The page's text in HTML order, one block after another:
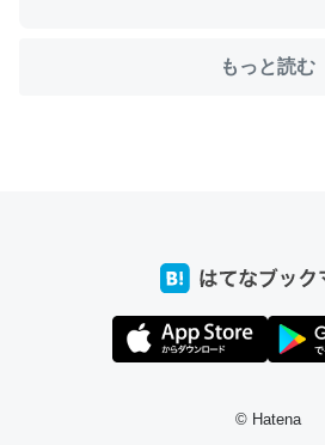
ちょうど同じ理由でEcho Show 8を
り時間を日数にすると1週間とかの
たいなのでネット環境作ったけど
回線代ほとんどかからないですよ。
もっと読む
© Hatena